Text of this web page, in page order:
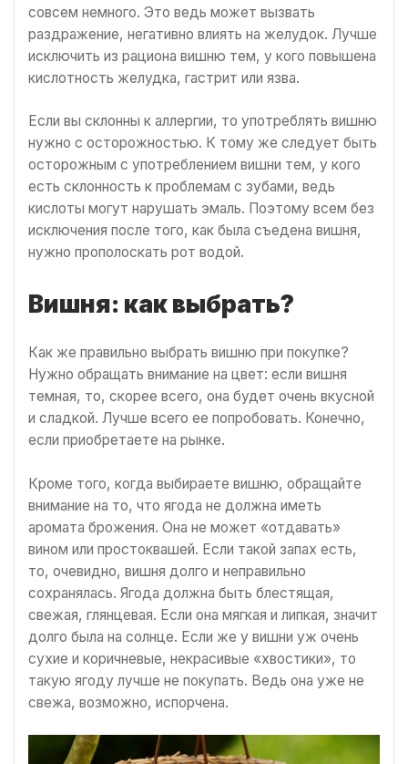
совсем немного. Это ведь может вызвать
раздражение, негативно влиять на желудок. Лучше
исключить из рациона вишню тем, у кого повышена
кислотность желудка, гастрит или язва.
Если вы склонны к аллергии, то употреблять вишню
нужно с осторожностью. К тому же следует быть
осторожным с употреблением вишни тем, у кого
есть склонность к проблемам с зубами, ведь
кислоты могут нарушать эмаль. Поэтому всем без
исключения после того, как была съедена вишня,
нужно прополоскать рот водой.
Вишня: как выбрать?
Как же правильно выбрать вишню при покупке?
Нужно обращать внимание на цвет: если вишня
темная, то, скорее всего, она будет очень вкусной
и сладкой. Лучше всего ее попробовать. Конечно,
если приобретаете на рынке.
Кроме того, когда выбираете вишню, обращайте
внимание на то, что ягода не должна иметь
аромата брожения. Она не может «отдавать»
вином или простоквашей. Если такой запах есть,
то, очевидно, вишня долго и неправильно
сохранялась. Ягода должна быть блестящая,
свежая, глянцевая. Если она мягкая и липкая, значит
долго была на солнце. Если же у вишни уж очень
сухие и коричневые, некрасивые «хвостики», то
такую ягоду лучше не покупать. Ведь она уже не
свежа, возможно, испорчена.